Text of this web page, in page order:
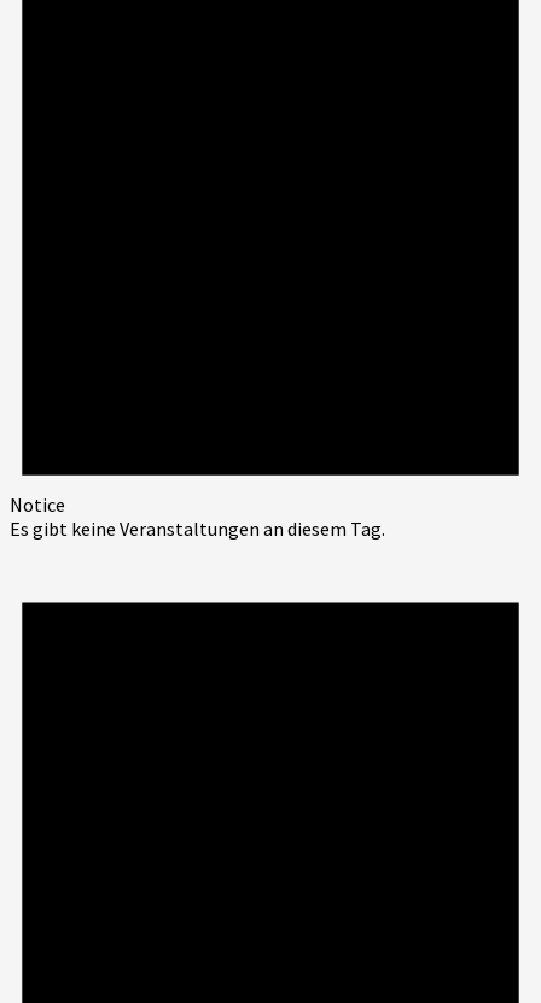
Notice
Es gibt keine Veranstaltungen an diesem Tag.